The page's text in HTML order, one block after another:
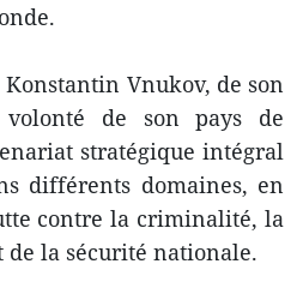
Konstantin Vnukov, de son
de son pays de
stratégique intégral
différents domaines, en
contre la criminalité, la
de la sécurité nationale.